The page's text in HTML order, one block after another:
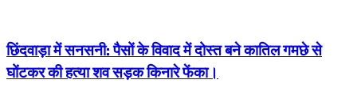
छिंदवाड़ा में सनसनी: पैसों के विवाद में दोस्त बने कातिल गमछे से
घोंटकर की हत्या शव सड़क किनारे फेंका।